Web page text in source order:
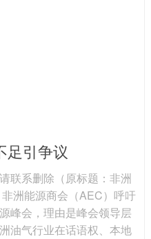
足引争议
联系删除（原标题：非洲
洲能源商会（AEC）呼吁
峰会，理由是峰会领导层
油气行业在话语权、本地